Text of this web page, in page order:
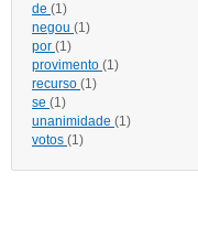
de (1)
negou (1)
por (1)
provimento (1)
recurso (1)
se (1)
unanimidade (1)
votos (1)